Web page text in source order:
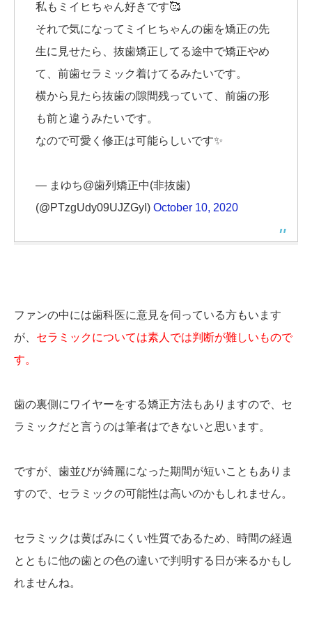
私もミイヒちゃん好きです🥰
それで気になってミイヒちゃんの歯を矯正の先
生に見せたら、抜歯矯正してる途中で矯正やめ
て、前歯セラミック着けてるみたいです。
横から見たら抜歯の隙間残っていて、前歯の形
も前と違うみたいです。
なので可愛く修正は可能らしいです✨
— まゆち@歯列矯正中(非抜歯)
(@PTzgUdy09UJZGyI) October 10, 2020
ファンの中には歯科医に意見を伺っている方もいます
が、 セラミックについては素人では判断が難しいもので
す。
歯の裏側にワイヤーをする矯正方法もありますので、セ
ラミックだと言うのは筆者はできないと思います。
ですが、歯並びが綺麗になった期間が短いこともありま
すので、セラミックの可能性は高いのかもしれません。
セラミックは黄ばみにくい性質であるため、時間の経過
とともに他の歯との色の違いで判明する日が来るかもし
れませんね。